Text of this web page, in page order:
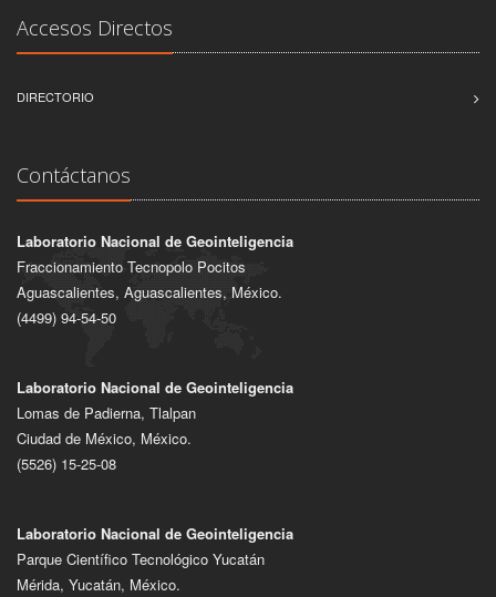
Accesos Directos
DIRECTORIO
Contáctanos
Laboratorio Nacional de Geointeligencia
Fraccionamiento Tecnopolo Pocitos
Aguascalientes, Aguascalientes, México.
(4499) 94-54-50
Laboratorio Nacional de Geointeligencia
Lomas de Padierna, Tlalpan
Ciudad de México, México.
(5526) 15-25-08
Laboratorio Nacional de Geointeligencia
Parque Científico Tecnológico Yucatán
Mérida, Yucatán, México.